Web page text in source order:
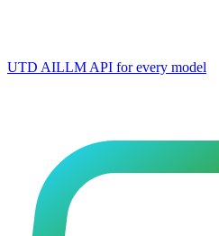
UTD AILLM API for every model